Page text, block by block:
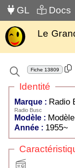
GL Docs
Le
Fiche 13809
Identité
Marque : Radio
Radio Busc
Modèle :
Année : 1955~